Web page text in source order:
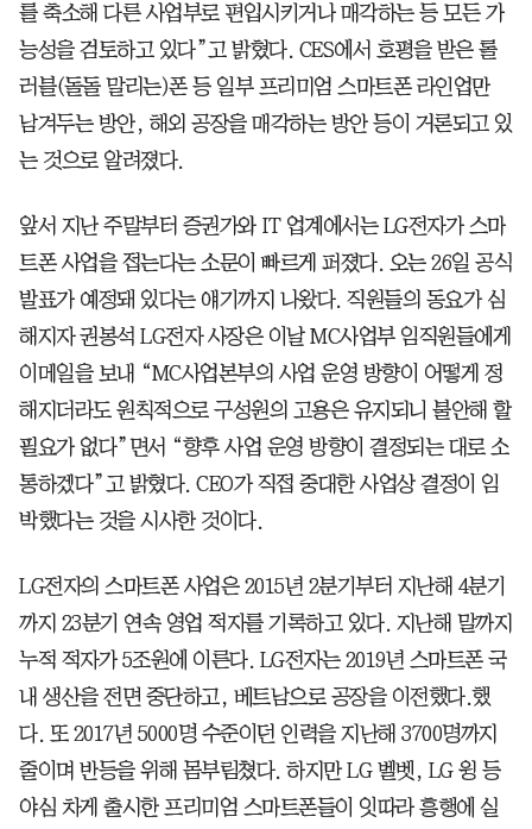
를 축소해 다른 사업부로 편입시키거나 매각하는 등 모든 가
능성을 검토하고 있다”고 밝혔다. CES에서 호평을 받은 롤
러블(돌돌 말리는)폰 등 일부 프리미엄 스마트폰 라인업만
남겨두는 방안, 해외 공장을 매각하는 방안 등이 거론되고 있
는 것으로 알려졌다.
앞서 지난 주말부터 증권가와 IT 업계에서는 LG전자가 스마
트폰 사업을 접는다는 소문이 빠르게 퍼졌다. 오는 26일 공식
발표가 예정돼 있다는 얘기까지 나왔다. 직원들의 동요가 심
해지자 권봉석 LG전자 사장은 이날 MC사업부 임직원들에게
이메일을 보내 “MC사업본부의 사업 운영 방향이 어떻게 정
해지더라도 원칙적으로 구성원의 고용은 유지되니 불안해 할
필요가 없다”면서 “향후 사업 운영 방향이 결정되는 대로 소
통하겠다”고 밝혔다. CEO가 직접 중대한 사업상 결정이 임
박했다는 것을 시사한 것이다.
LG전자의 스마트폰 사업은 2015년 2분기부터 지난해 4분기
까지 23분기 연속 영업 적자를 기록하고 있다. 지난해 말까지
누적 적자가 5조원에 이른다. LG전자는 2019년 스마트폰 국
내 생산을 전면 중단하고, 베트남으로 공장을 이전했다.했
다. 또 2017년 5000명 수준이던 인력을 지난해 3700명까지
줄이며 반등을 위해 몸부림쳤다. 하지만 LG 벨벳, LG 윙 등
야심 차게 출시한 프리미엄 스마트폰들이 잇따라 흥행에 실